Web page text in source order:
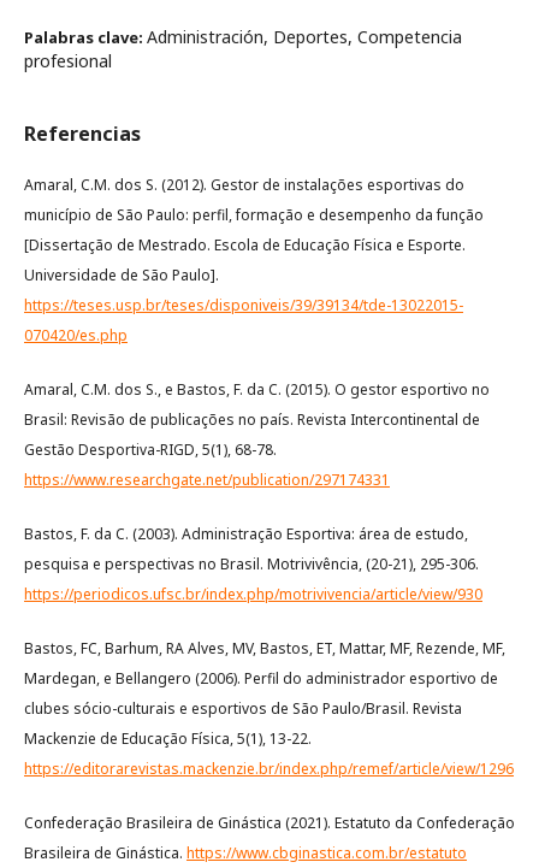
Palabras clave: Administración, Deportes, Competencia
profesional
Referencias
Amaral, C.M. dos S. (2012). Gestor de instalações esportivas do
município de São Paulo: perfil, formação e desempenho da função
[Dissertação de Mestrado. Escola de Educação Física e Esporte.
Universidade de São Paulo].
https://teses.usp.br/teses/disponiveis/39/39134/tde-13022015-
070420/es.php
Amaral, C.M. dos S., e Bastos, F. da C. (2015). O gestor esportivo no
Brasil: Revisão de publicações no país. Revista Intercontinental de
Gestão Desportiva-RIGD, 5(1), 68-78.
https://www.researchgate.net/publication/297174331
Bastos, F. da C. (2003). Administração Esportiva: área de estudo,
pesquisa e perspectivas no Brasil. Motrivivência, (20-21), 295-306.
https://periodicos.ufsc.br/index.php/motrivivencia/article/view/930
Bastos, FC, Barhum, RA Alves, MV, Bastos, ET, Mattar, MF, Rezende, MF,
Mardegan, e Bellangero (2006). Perfil do administrador esportivo de
clubes sócio-culturais e esportivos de São Paulo/Brasil. Revista
Mackenzie de Educação Física, 5(1), 13-22.
https://editorarevistas.mackenzie.br/index.php/remef/article/view/1296
Confederação Brasileira de Ginástica (2021). Estatuto da Confederação
Brasileira de Ginástica. https://www.cbginastica.com.br/estatuto